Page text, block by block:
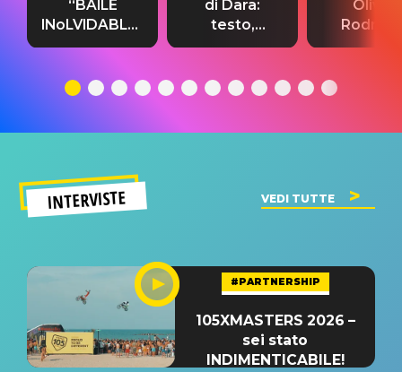
“BAILE
INoLVIDABLE”:
testo,
significato
di Dara:
testo,
traduzione e
del singolo
Olivia
testo,
INTERVISTE VEDI TUTTE
#PARTNERSHIP
105XMASTERS 2026 –
sei stato
INDIMENTICABILE!